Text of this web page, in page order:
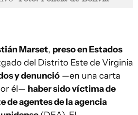
Marset, preso en Estados
del Distrito Este de Virginia
y denunció —en una carta
él— haber sido víctima de
de agentes de la agencia